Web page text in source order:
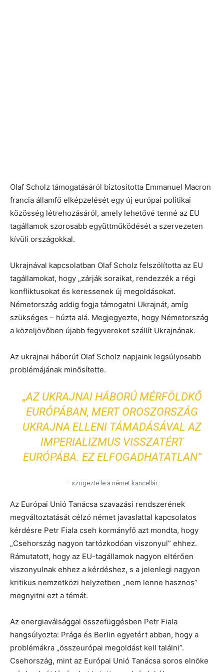
Olaf Scholz támogatásáról biztosította Emmanuel Macron
francia államfő elképzelését egy új európai politikai
közösség létrehozásáról, amely lehetővé tenné az EU
tagállamok szorosabb együttműködését a szervezeten
kívüli országokkal.
Ukrajnával kapcsolatban Olaf Scholz felszólította az EU
tagállamokat, hogy „zárják soraikat, rendezzék a régi
konfliktusokat és keressenek új megoldásokat.
Németország addig fogja támogatni Ukrajnát, amíg
szükséges – húzta alá. Megjegyezte, hogy Németország
a közeljövőben újabb fegyvereket szállít Ukrajnának.
Az ukrajnai háborút Olaf Scholz napjaink legsúlyosabb
problémájának minősítette.
„AZ UKRAJNAI HÁBORÚ MÉRFÖLDKŐ
EURÓPÁBAN, MERT OROSZORSZÁG
UKRAJNA ELLENI TÁMADÁSÁVAL AZ
IMPERIALIZMUS VISSZATÉRT
EURÓPÁBA. EZ ELFOGADHATATLAN”
– szögezte le a német kancellár.
Az Európai Unió Tanácsa szavazási rendszerének
megváltoztatását célzó német javaslattal kapcsolatos
kérdésre Petr Fiala cseh kormányfő azt mondta, hogy
„Csehország nagyon tartózkodóan viszonyul” ehhez.
Rámutatott, hogy az EU-tagállamok nagyon eltérően
viszonyulnak ehhez a kérdéshez, s a jelenlegi nagyon
kritikus nemzetközi helyzetben „nem lenne hasznos”
megnyitni ezt a témát.
Az energiaválsággal összefüggésben Petr Fiala
hangsúlyozta: Prága és Berlin egyetért abban, hogy a
problémákra „összeurópai megoldást kell találni”.
Csehország, mint az Európai Unió Tanácsa soros elnöke